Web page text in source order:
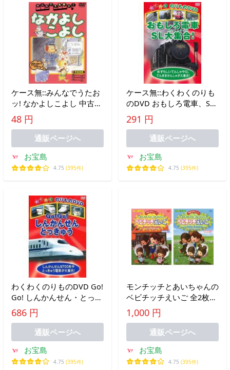
ケース無::みんなでうたお
ッ! なかよしこよし 中古
DVD
48 円
通販ページへ
お宝島
4.75 (395件)
ケース無::わくわくのりも
のDVD おもしろ電車、SL
大集合! レンタル落ち 中古
DVD
291 円
通販ページへ
お宝島
4.75 (395件)
わくわくのりものDVD Go!
Go! しんかんせん・とっき
ゅう レンタル落ち 中古
DVD
686 円
通販ページへ
お宝島
4.75 (395件)
モンチッチとあいちゃんの
ベビチッチえいご 全2枚
Sweet Dreams、Little
Angels セット 中古 DVD
1,000 円
通販ページへ
お宝島
4.75 (395件)